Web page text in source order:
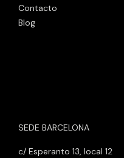
Contacto
Blog
SEDE BARCELONA
c/ Esperanto 13, local 12